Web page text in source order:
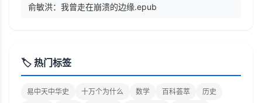
俞敏洪：我曾走在崩溃的边缘.epub
🏷️ 热门标签
易中天中华史 十万个为什么 数学 百科荟萃
历史